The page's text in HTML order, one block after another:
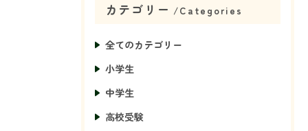
カテゴリー Categories
全てのカテゴリー
小学生
中学生
高校受験